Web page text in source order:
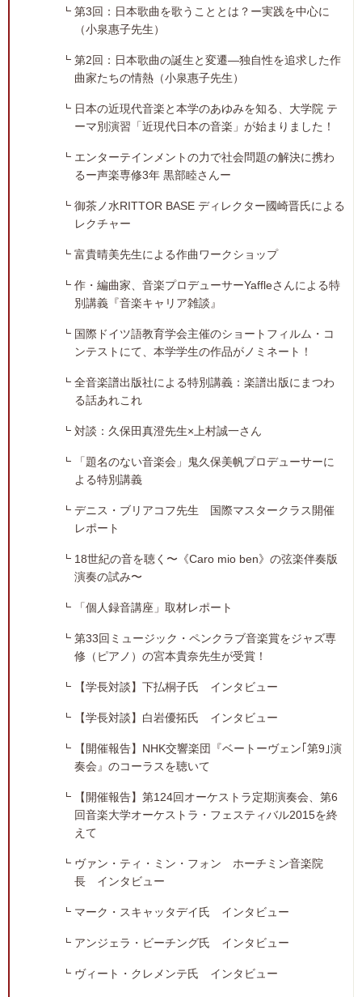
第3回：日本歌曲を歌うこととは？ー実践を中心に
（小泉惠子先生）
第2回：日本歌曲の誕生と変遷―独自性を追求した作
曲家たちの情熱（小泉惠子先生）
日本の近現代音楽と本学のあゆみを知る、大学院 テ
ーマ別演習「近現代日本の音楽」が始まりました！
エンターテインメントの力で社会問題の解決に携わ
るー声楽専修3年 黒部睦さんー
御茶ノ水RITTOR BASE ディレクター國崎晋氏による
レクチャー
富貴晴美先生による作曲ワークショップ
作・編曲家、音楽プロデューサーYaffleさんによる特
別講義『音楽キャリア雑談』
国際ドイツ語教育学会主催のショートフィルム・コ
ンテストにて、本学学生の作品がノミネート！
全音楽譜出版社による特別講義：楽譜出版にまつわ
る話あれこれ
対談：久保田真澄先生×上村誠一さん
「題名のない音楽会」鬼久保美帆プロデューサーに
よる特別講義
デニス・ブリアコフ先生 国際マスタークラス開催
レポート
18世紀の音を聴く〜《Caro mio ben》の弦楽伴奏版
演奏の試み〜
「個人録音講座」取材レポート
第33回ミュージック・ペンクラブ音楽賞をジャズ専
修（ピアノ）の宮本貴奈先生が受賞！
【学長対談】下払桐子氏 インタビュー
【学長対談】白岩優拓氏 インタビュー
【開催報告】NHK交響楽団『ベートーヴェン｢第9｣演
奏会』のコーラスを聴いて
【開催報告】第124回オーケストラ定期演奏会、第6
回音楽大学オーケストラ・フェスティバル2015を終
えて
ヴァン・ティ・ミン・フォン ホーチミン音楽院
長 インタビュー
マーク・スキャッタデイ氏 インタビュー
アンジェラ・ビーチング氏 インタビュー
ヴィート・クレメンテ氏 インタビュー